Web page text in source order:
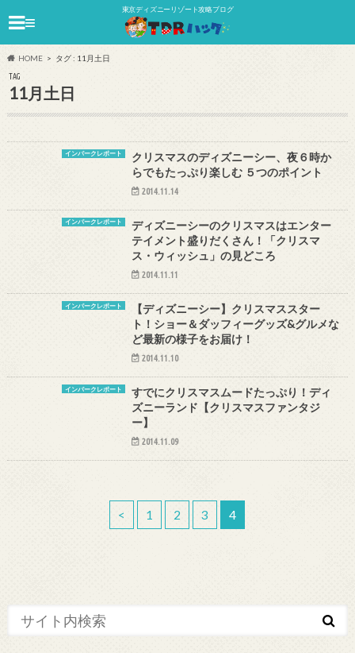
東京ディズニーリゾート攻略ブログ
≡
HOME タグ : 11月土日
TAG
11月土日
インパークレポート
クリスマスのディズニーシー、夜６時か
らでもたっぷり楽しむ ５つのポイント
2014.11.14
インパークレポート
ディズニーシーのクリスマスはエンター
テイメント盛りだくさん！「クリスマ
ス・ウィッシュ」の見どころ
2014.11.11
インパークレポート
【ディズニーシー】クリスマススター
ト！ショー＆ダッフィーグッズ&グルメな
ど最新の様子をお届け！
2014.11.10
インパークレポート
すでにクリスマスムードたっぷり！ディ
ズニーランド【クリスマスファンタジ
ー】
2014.11.09
< 1 2 3 4